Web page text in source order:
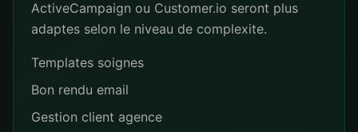
ActiveCampaign ou Customer.io seront plus
adaptes selon le niveau de complexite.
Templates soignes
Bon rendu email
Gestion client agence